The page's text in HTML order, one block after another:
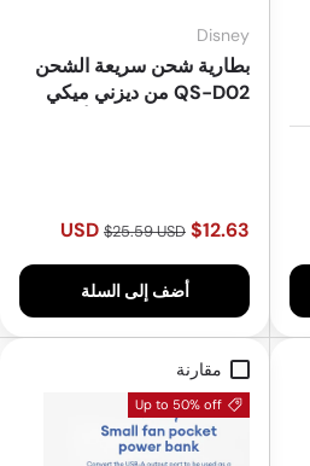
Disney
بطارية شحن سريعة الشحن
QS-D02 من ديزني ميكي
$12.63 USD
$25.59 USD
أضف إلى السلة
مقارنة
Up to 50% off